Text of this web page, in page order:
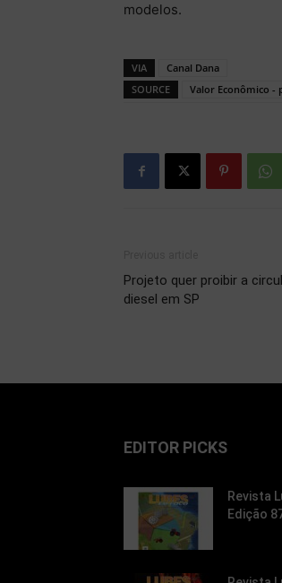
modelos.
VIA
Canal Dana
SOURCE
Valor Econômico -
Projeto quer proibir a
diesel em SP
EDITOR PICKS
Revista
Edição